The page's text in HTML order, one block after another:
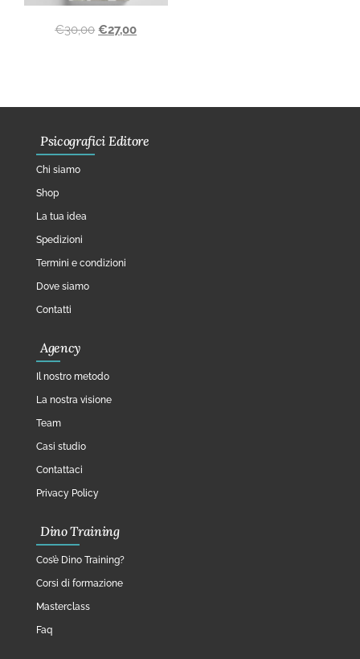
€30,00 €27,00
Psicografici Editore
Chi siamo
Shop
La tua idea
Spedizioni
Termini e condizioni
Dove siamo
Contatti
Agency
Il nostro metodo
La nostra visione
Team
Casi studio
Contattaci
Privacy Policy
Dino Training
Cos’è Dino Training?
Corsi di formazione
Masterclass
Faq